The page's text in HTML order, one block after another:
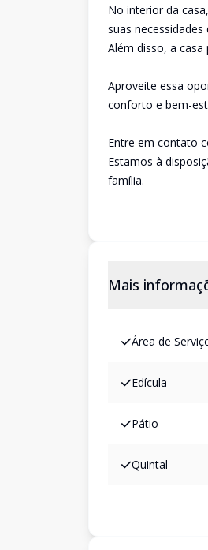
No interior da
suas
Além disso, a
Aproveite essa
conforto e bem-
Entre em contato
Estamos à
família.
Mais
Área de
Edícula
Pátio
Quintal